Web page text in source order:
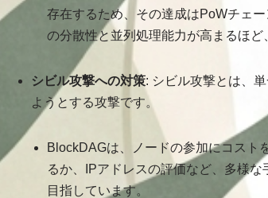
存在するため、その達成はPoWチェ
の分散性と並列処理能力が高まるほど
シビル攻撃への対策: シビル攻撃とは、
ようとする攻撃です。
BlockDAGは、ノードの参加にコスト
るか、IPアドレスの評価など、多様
目指しています。